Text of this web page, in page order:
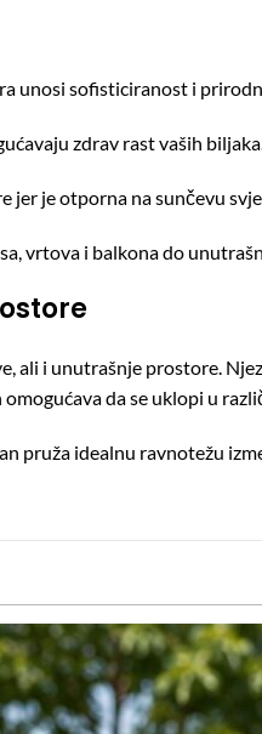
unosi sofisticiranost i
zdrav rast vaših biljaka.
jer je otporna na sunčevu
vrtova i balkona do
ali i unutrašnje prostore.
da se uklopi u
pruža idealnu ravnotežu